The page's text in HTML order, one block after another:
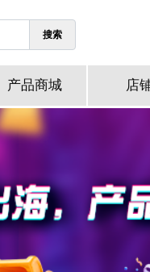
搜索
产品商城 店